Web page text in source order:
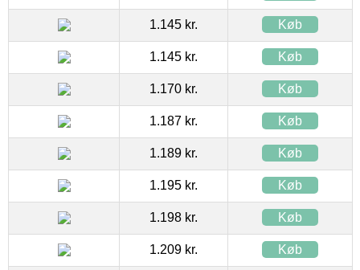
1.145 kr. Køb
1.145 kr. Køb
1.170 kr. Køb
1.187 kr. Køb
1.189 kr. Køb
1.195 kr. Køb
1.198 kr. Køb
1.209 kr. Køb